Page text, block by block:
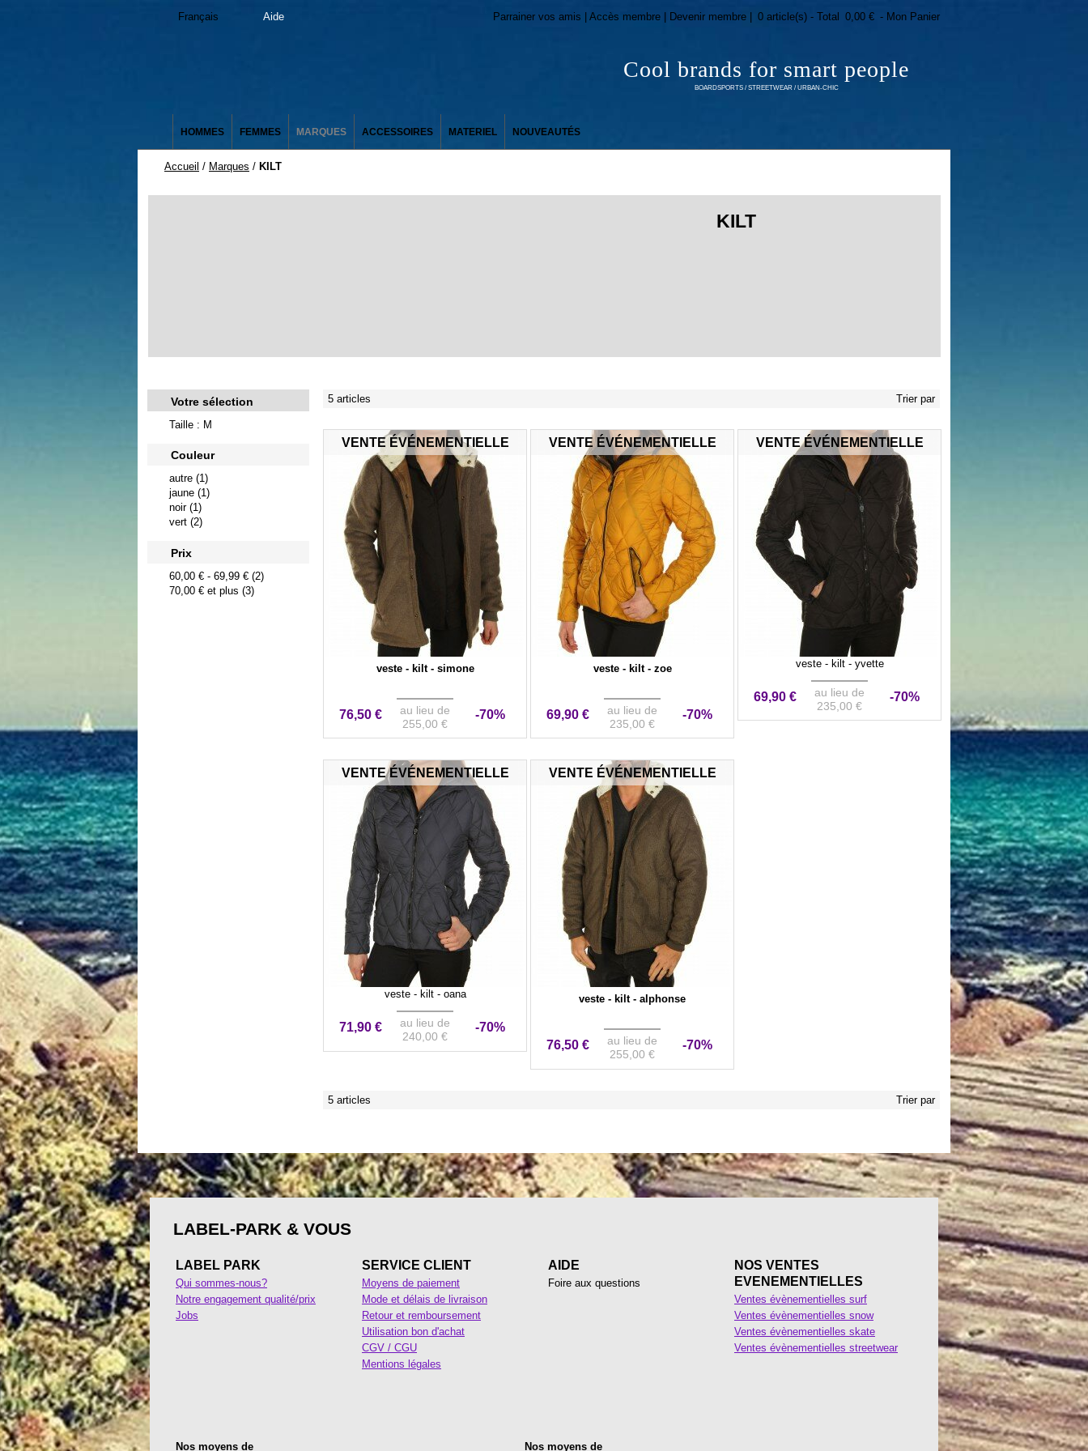
Cool brands for smart people
BOARDSPORTS / STREETWEAR / URBAN-CHIC
Français Aide Parrainer vos amis | Accès membre | Devenir membre | 0 article(s) - Total 0,00 € - Mon Panier
HOMMES FEMMES MARQUES ACCESSOIRES MATERIEL NOUVEAUTÉS
Accueil / Marques / KILT
KILT
Votre sélection
Taille : M
Couleur
autre (1)
jaune (1)
noir (1)
vert (2)
Prix
60,00 € -69,99 € (2)
70,00 € et plus (3)
5 articles Trier par
VENTE ÉVÉNEMENTIELLE
veste - kilt - simone
76,50 €
au lieu de
255,00 €
-70%
VENTE ÉVÉNEMENTIELLE
veste - kilt - zoe
69,90 €
au lieu de
235,00 €
-70%
VENTE ÉVÉNEMENTIELLE
veste - kilt - yvette
69,90 €
au lieu de
235,00 €
-70%
VENTE ÉVÉNEMENTIELLE
veste - kilt - oana
71,90 €
au lieu de
240,00 €
-70%
VENTE ÉVÉNEMENTIELLE
veste - kilt - alphonse
76,50 €
au lieu de
255,00 €
-70%
5 articles Trier par
LABEL-PARK & VOUS
LABEL PARK
Qui sommes-nous?
Notre engagement qualité/prix
Jobs
SERVICE CLIENT
Moyens de paiement
Mode et délais de livraison
Retour et remboursement
Utilisation bon d'achat
CGV / CGU
Mentions légales
AIDE
Foire aux questions
NOS VENTES
EVENEMENTIELLES
Ventes évènementielles surf
Ventes évènementielles snow
Ventes évènementielles skate
Ventes évènementielles streetwear
Nos moyens de Nos moyens de